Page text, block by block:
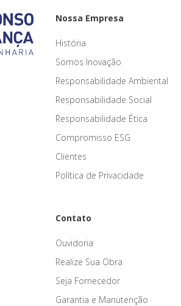
Nossa Empresa
História
Somos Inovação
Responsabilidade Ambiental
Responsabilidade Social
Responsabilidade Ética
Compromisso ESG
Clientes
Política de Privacidade
Contato
Ouvidoria
Realize Sua Obra
Seja Fornecedor
Garantia e Manutenção